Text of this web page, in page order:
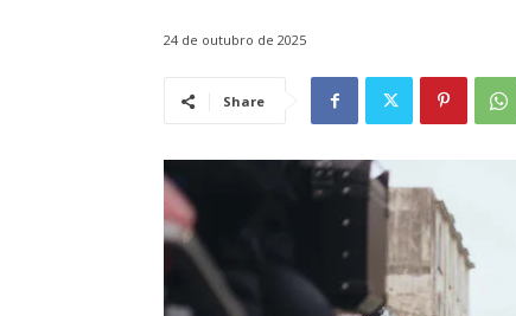
24 de outubro de 2025
Share